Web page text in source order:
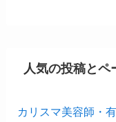
人気の投稿とペ
カリスマ美容師・